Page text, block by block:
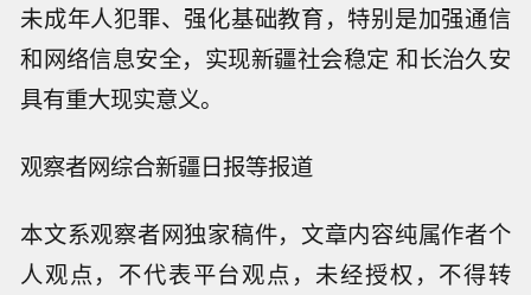
未成年人犯罪、强化基础教育，特别是加强通信
和网络信息安全，实现新疆社会稳定 和长治久安
具有重大现实意义。
观察者网综合新疆日报等报道
本文系观察者网独家稿件，文章内容纯属作者个
人观点，不代表平台观点，未经授权，不得转